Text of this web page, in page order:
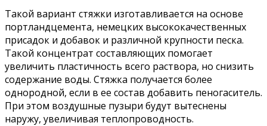
Такой вариант стяжки изготавливается на основе
портландцемента, немецких высококачественных
присадок и добавок и различной крупности песка.
Такой концентрат составляющих помогает
увеличить пластичность всего раствора, но снизить
содержание воды. Стяжка получается более
однородной, если в ее состав добавить пеногаситель.
При этом воздушные пузыри будут вытеснены
наружу, увеличивая теплопроводность.